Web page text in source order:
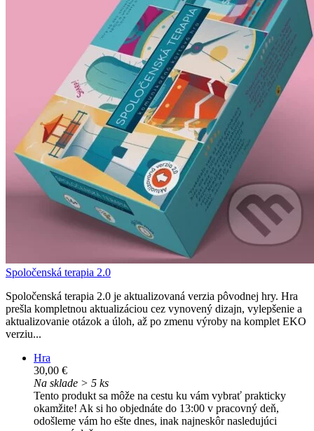
Spoločenská terapia 2.0
Spoločenská terapia 2.0 je aktualizovaná verzia pôvodnej hry. Hra
prešla kompletnou aktualizáciou cez vynovený dizajn, vylepšenie a
aktualizovanie otázok a úloh, až po zmenu výroby na komplet EKO
verziu...
Hra
30,00 €
Na sklade > 5 ks
Tento produkt sa môže na cestu ku vám vybrať prakticky
okamžite! Ak si ho objednáte do 13:00 v pracovný deň,
odošleme vám ho ešte dnes, inak najneskôr nasledujúci